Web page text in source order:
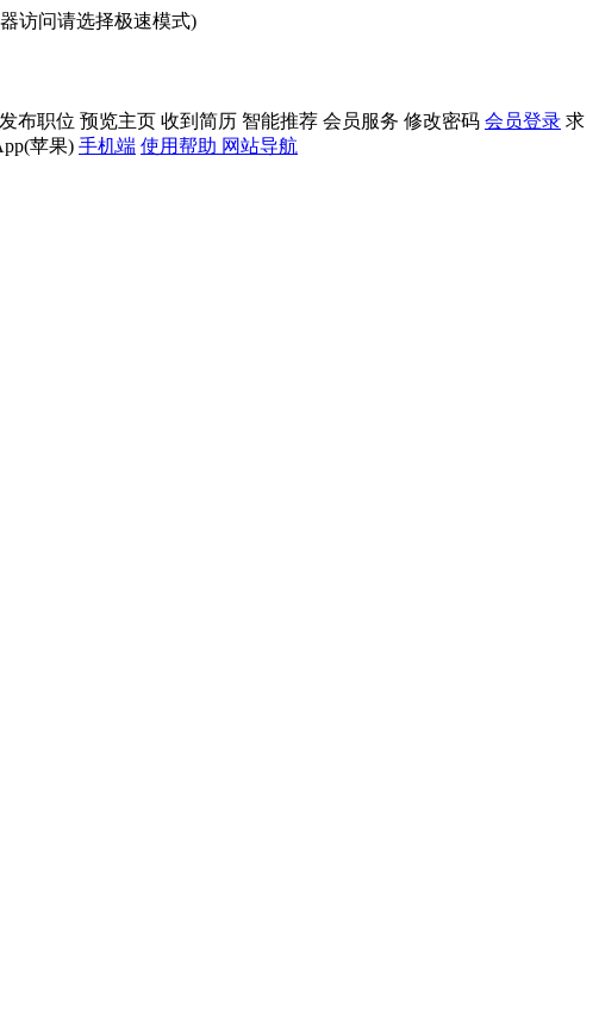
访问请选择极速模式)
发布职位 预览主页 收到简历 智能推荐 会员服务 修改密码 会员登录 求
苹果) 手机端 使用帮助 网站导航